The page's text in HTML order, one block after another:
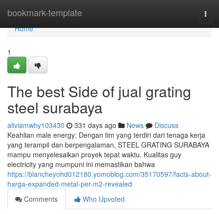
bookmark-template
Home
Home
1
The best Side of jual grating
steel surabaya
aliviamwhy103430 331 days ago News
Discuss
Keahlian male energy: Dengan tim yang terdiri dari tenaga kerja
yang terampil dan berpengalaman, STEEL GRATING SURABAYA
mampu menyelesaikan proyek tepat waktu. Kualitas guy
electricity yang mumpuni ini memastikan bahwa
https://blancheyohd012180.yomoblog.com/35170597/facts-about-
harga-expanded-metal-per-m2-revealed
Comments
Who Upvoted